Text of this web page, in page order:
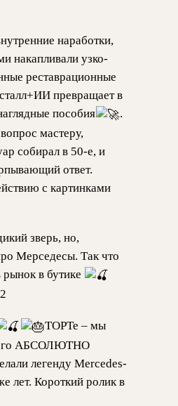
наработки,
накапливали узко-
реставрационные
превращает в
пособия
.
мастеру,
собирал в 50-е, и
ответ.
с картинками
зверь, но,
Мерседесы. Так что
рынок в бутике
ТОРТе – мы
АБСОЛЮТНО
легенду Mercedes-
лет. Короткий ролик в